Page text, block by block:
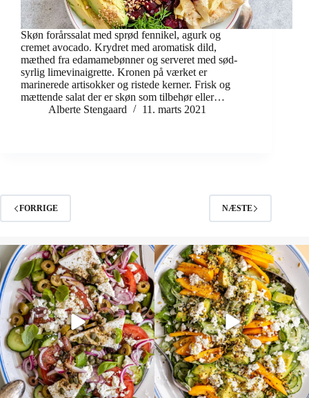
Skøn forårssalat med sprød fennikel, agurk og
cremet avocado. Krydret med aromatisk dild,
mæthed fra edamamebønner og serveret med sød-
syrlig limevinaigrette. Kronen på værket er
marinerede artisokker og ristede kerner. Frisk og
mættende salat der er skøn som tilbehør eller…
Alberte Stengaard
11. marts 2021
FORRIGE NÆSTE